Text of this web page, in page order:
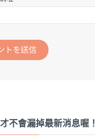
不會漏掉最新消息喔！